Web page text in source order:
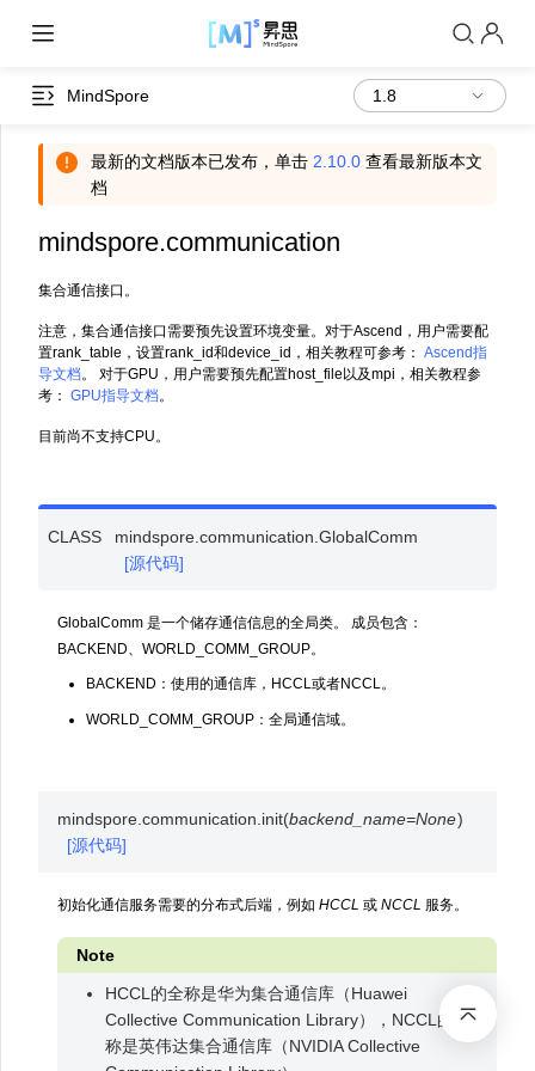
MindSpore
最新的文档版本已发布，单击 2.10.0 查看最新版本文
档
mindspore.communication
集合通信接口。
注意，集合通信接口需要预先设置环境变量。对于Ascend，用户需要配
置rank_table，设置rank_id和device_id，相关教程可参考： Ascend指
导文档。 对于GPU，用户需要预先配置host_file以及mpi，相关教程参
考： GPU指导文档。
目前尚不支持CPU。
CLASS mindspore.communication.GlobalComm
[源代码]
GlobalComm 是一个储存通信信息的全局类。 成员包含：
BACKEND、WORLD_COMM_GROUP。
BACKEND：使用的通信库，HCCL或者NCCL。
WORLD_COMM_GROUP：全局通信域。
mindspore.communication. init(backend_name=None)
[源代码]
初始化通信服务需要的分布式后端，例如 HCCL 或 NCCL 服务。
Note
HCCL的全称是华为集合通信库（Huawei
Collective Communication Library），NCCL的全
称是英伟达集合通信库（NVIDIA Collective